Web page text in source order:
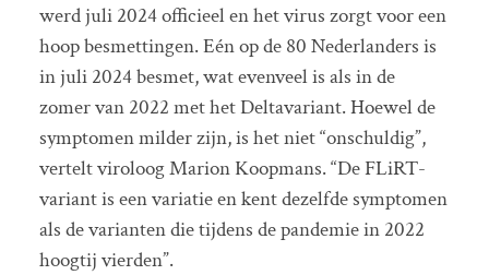
werd juli 2024 officieel en het virus zorgt voor een
hoop besmettingen. Eén op de 80 Nederlanders is
in juli 2024 besmet, wat evenveel is als in de
zomer van 2022 met het Deltavariant. Hoewel de
symptomen milder zijn, is het niet “onschuldig”,
vertelt viroloog Marion Koopmans. “De FLiRT-
variant is een variatie en kent dezelfde symptomen
als de varianten die tijdens de pandemie in 2022
hoogtij vierden”.